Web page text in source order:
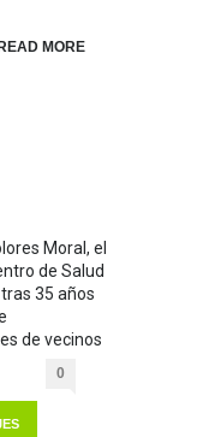
READ MORE
Moral, el
de Salud
35 años
de vecinos
0